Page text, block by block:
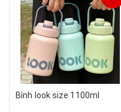
Bình look size 1100ml